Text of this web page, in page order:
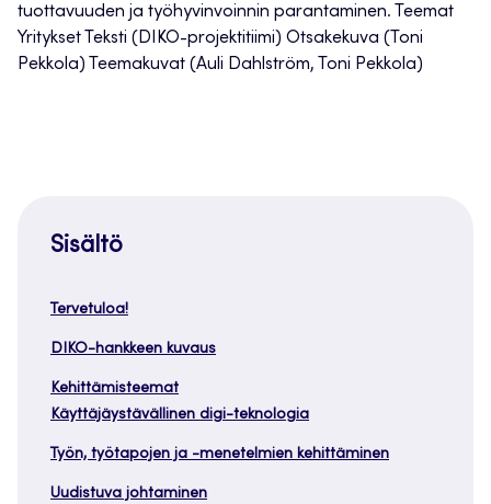
tuottavuuden ja työhyvinvoinnin parantaminen. Teemat
Yritykset Teksti (DIKO-projektitiimi) Otsakekuva (Toni
Pekkola) Teemakuvat (Auli Dahlström, Toni Pekkola)
Sisältö
Tervetuloa!
DIKO-hankkeen kuvaus
Kehittämisteemat
Käyttäjäystävällinen digi-teknologia
Työn, työtapojen ja -menetelmien kehittäminen
Uudistuva johtaminen